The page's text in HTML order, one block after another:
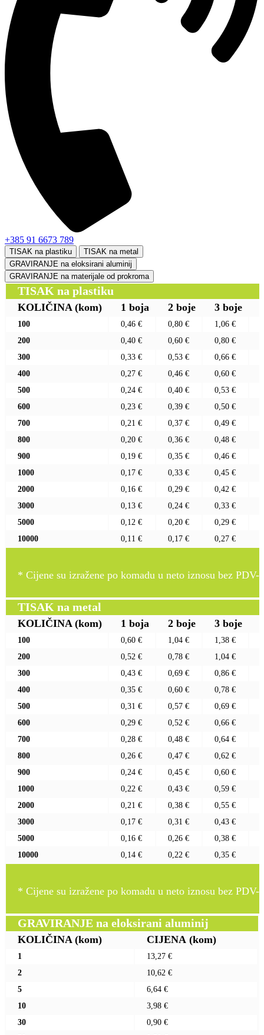
+385 91 6673 789
TISAK na plastiku
TISAK na metal
GRAVIRANJE na eloksirani aluminij
GRAVIRANJE na materijale od prokroma
TISAK na plastiku
KOLIČINA (kom) 1 boja 2 boje 3 boje
100 0,46 € 0,80 € 1,06 €
200
0,40 € 0,60 € 0,80 €
300
0,33 € 0,53 € 0,66 €
400
0,27 € 0,46 € 0,60 €
500
0,24 € 0,40 € 0,53 €
600
0,23 € 0,39 € 0,50 €
700
0,21 € 0,37 € 0,49 €
800
0,20 € 0,36 € 0,48 €
900
0,19 € 0,35 € 0,46 €
1000
0,17 € 0,33 € 0,45 €
2000
0,16 € 0,29 € 0,42 €
3000
0,13 € 0,24 € 0,33 €
5000
0,12 € 0,20 € 0,29 €
10000
0,11 € 0,17 € 0,27 €
* Cijene su izražene po komadu u neto iznosu bez PDV-
TISAK na metal
KOLIČINA (kom) 1 boja 2 boje 3 boje
100 0,60 € 1,04 € 1,38 €
200
0,52 € 0,78 € 1,04 €
300
0,43 € 0,69 € 0,86 €
400
0,35 € 0,60 € 0,78 €
500
0,31 € 0,57 € 0,69 €
600
0,29 € 0,52 € 0,66 €
700
0,28 € 0,48 € 0,64 €
800
0,26 € 0,47 € 0,62 €
900
0,24 € 0,45 € 0,60 €
1000
0,22 € 0,43 € 0,59 €
2000
0,21 € 0,38 € 0,55 €
3000
0,17 € 0,31 € 0,43 €
5000
0,16 € 0,26 € 0,38 €
10000
0,14 € 0,22 € 0,35 €
* Cijene su izražene po komadu u neto iznosu bez PDV-
GRAVIRANJE na eloksirani aluminij
KOLIČINA (kom) CIJENA (kom)
1
13,27 €
2
10,62 €
5
6,64 €
10
3,98 €
30
0,90 €